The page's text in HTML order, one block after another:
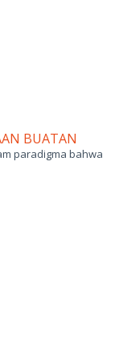
BUATAN
paradigma bahwa